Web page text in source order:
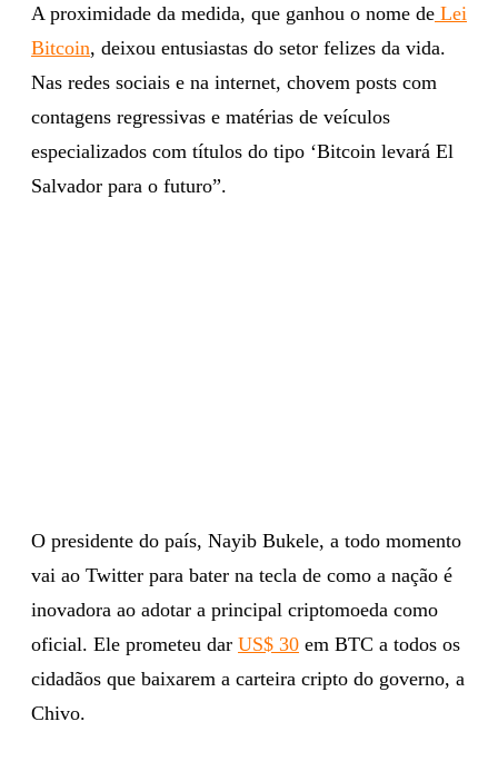
A proximidade da medida, que ganhou o nome de Lei
Bitcoin, deixou entusiastas do setor felizes da vida.
Nas redes sociais e na internet, chovem posts com
contagens regressivas e matérias de veículos
especializados com títulos do tipo ‘Bitcoin levará El
Salvador para o futuro”.
O presidente do país, Nayib Bukele, a todo momento
vai ao Twitter para bater na tecla de como a nação é
inovadora ao adotar a principal criptomoeda como
oficial. Ele prometeu dar US$ 30 em BTC a todos os
cidadãos que baixarem a carteira cripto do governo, a
Chivo.